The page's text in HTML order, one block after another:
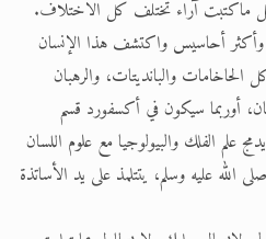
كل ماكتبت آراء تختلف كل الاختلاف.
وأكثر أحاسيس واكتشف هذا الإنسان
والبانديتات، والرهبان
أوربما سيكون في أكسفورد قسم
علم الفلك والبيولوجيا مع علوم اللسان
الله عليه وسلم، يتتلمذ على يد الأساتذة